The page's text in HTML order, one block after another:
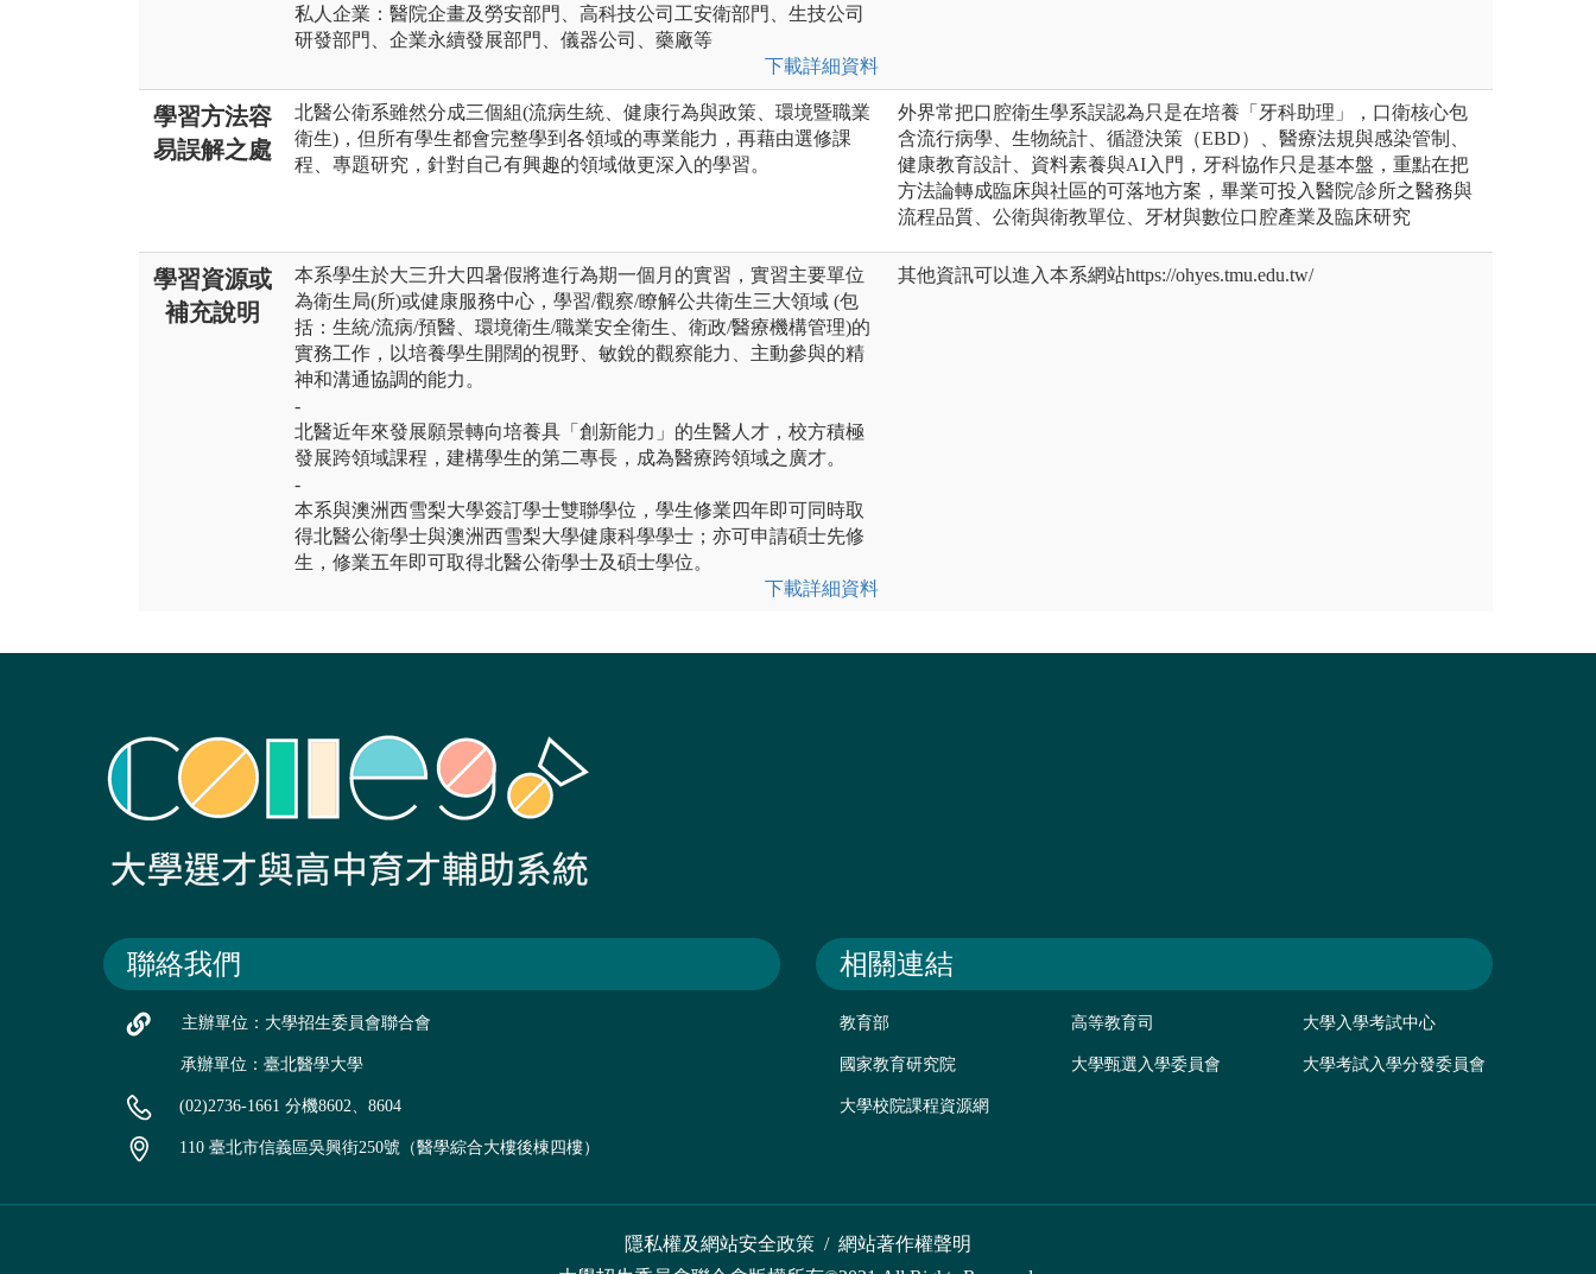
私人企業：醫院企畫及勞安部門、高科技公司工安衛部門、生技公司
研發部門、企業永續發展部門、儀器公司、藥廠等
下載詳細資料
學習方法容
易誤解之處
北醫公衛系雖然分成三個組(流病生統、健康行為與政策、環境暨職業
衛生)，但所有學生都會完整學到各領域的專業能力，再藉由選修課
程、專題研究，針對自己有興趣的領域做更深入的學習。
外界常把口腔衛生學系誤認為只是在培養「牙科助理」，口衛核心包
含流行病學、生物統計、循證決策（EBD）、醫療法規與感染管制、
健康教育設計、資料素養與AI入門，牙科協作只是基本盤，重點在把
方法論轉成臨床與社區的可落地方案，畢業可投入醫院/診所之醫務與
流程品質、公衛與衛教單位、牙材與數位口腔產業及臨床研究
學習資源或
補充說明
本系學生於大三升大四暑假將進行為期一個月的實習，實習主要單位
為衛生局(所)或健康服務中心，學習/觀察/瞭解公共衛生三大領域 (包
括：生統/流病/預醫、環境衛生/職業安全衛生、衛政/醫療機構管理)的
實務工作，以培養學生開闊的視野、敏銳的觀察能力、主動參與的精
神和溝通協調的能力。
-
北醫近年來發展願景轉向培養具「創新能力」的生醫人才，校方積極
發展跨領域課程，建構學生的第二專長，成為醫療跨領域之廣才。
-
本系與澳洲西雪梨大學簽訂學士雙聯學位，學生修業四年即可同時取
得北醫公衛學士與澳洲西雪梨大學健康科學學士；亦可申請碩士先修
生，修業五年即可取得北醫公衛學士及碩士學位。
下載詳細資料
其他資訊可以進入本系網站https://ohyes.tmu.edu.tw/
聯絡我們
主辦單位：大學招生委員會聯合會
承辦單位：臺北醫學大學
(02)2736-1661 分機8602、8604
110 臺北市信義區吳興街250號（醫學綜合大樓後棟四樓）
相關連結
教育部 高等教育司 大學入學考試中心
國家教育研究院 大學甄選入學委員會 大學考試入學分發委員會
大學校院課程資源網
隱私權及網站安全政策 / 網站著作權聲明